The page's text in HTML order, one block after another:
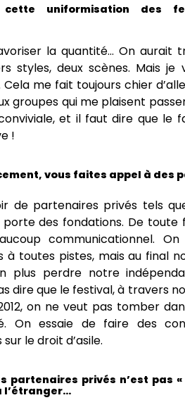
uniformisation des
la quantité… On aurait
styles, deux scènes. Mais je
Cela me fait toujours chier
groupes qui me plaisent
et il faut dire que le
!
vous faites appel à des
de partenaires privés tels
des fondations. De toute
communicationnel.
toutes pistes, mais au final
plus perdre notre
dire que le festival, à travers
on ne veut pas tomber
On essaie de faire des
le droit d’asile.
partenaires privés n’est pas
l’étranger…